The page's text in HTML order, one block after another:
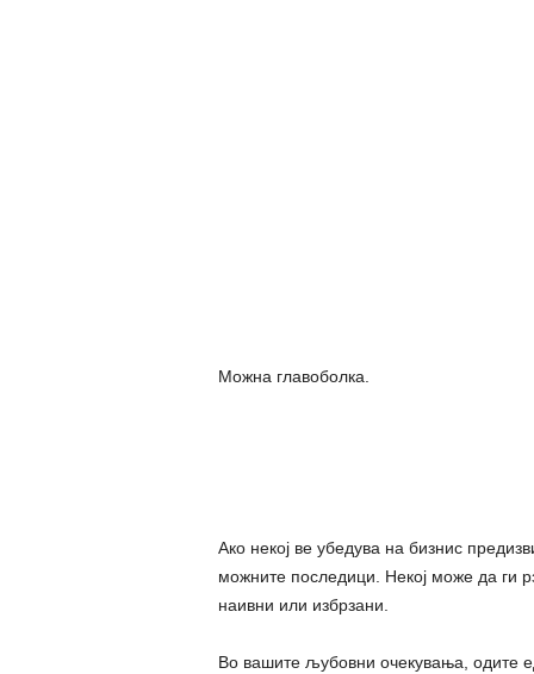
Можна главоболка.
Ако некој ве убедува на бизнис
можните последици. Некој може да ги
наивни или избрзани.
Во вашите љубовни очекувања, одите